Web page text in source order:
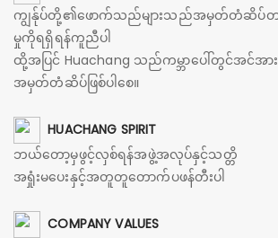
ကျွန်ုပ်တို့၏ဖောက်သည်များသည်အမှတ်တံဆိပ်တန်
မှုကိုရရှိရန်ကူညီပါ
ထို့အပြင် Huachang သည်ကမ္ဘာပေါ်တွင်အင်အ
အမှတ်တံဆိပ်ဖြစ်ပါစေ။
HUACHANG SPIRIT
ဘယ်တော့မှဖွင့်လှစ်ရန်အဖွဲ့အလုပ်နှင့်သတ္တိ
အရှုံးမပေးနှင့်အတူတူတောက်ပဖန်တီးပါ
COMPANY VALUES